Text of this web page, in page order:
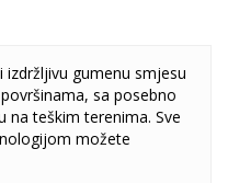
gumenu smjesu
sa posebno
na teškim terenima. Sve
možete